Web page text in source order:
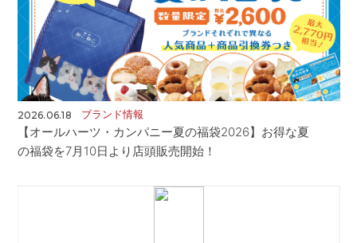
CONTACT お問い合わせ
APP 公式アプリ
PRIVACY POLICY プライバシーポリシー
RECRUIT 採用情報
オッジオンラインストア
2026.06.18 ブランド情報
【オールハーツ・カンパニー夏の福袋2026】お得な夏
の福袋を7月10日より店頭販売開始！